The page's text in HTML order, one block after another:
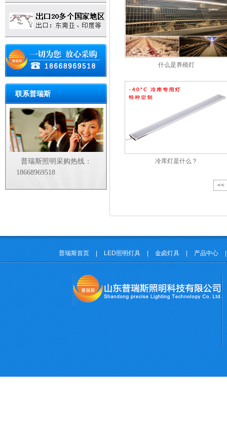
联系普瑞斯
普瑞斯照明采购热线：
18668969518
什么是养殖灯
冷库灯是什么？
<<
普瑞斯首页 | LED照明灯具 | 金卤灯具 | 产品中心 |